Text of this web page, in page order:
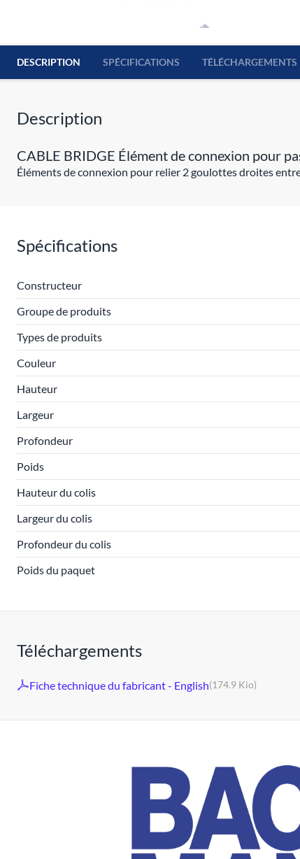
DESCRIPTION SPÉCIFICATIONS TÉLÉCHARGEMENTS
Description
CABLE BRIDGE Élément de connexion pour
Éléments de connexion pour relier 2 goulottes droites
Spécifications
Constructeur
Groupe de produits
Types de produits
Couleur
Hauteur
Largeur
Profondeur
Poids
Hauteur du colis
Largeur du colis
Profondeur du colis
Poids du paquet
Téléchargements
Fiche technique du fabricant - English(174.9 Kio)